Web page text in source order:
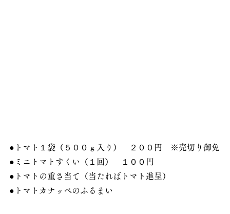
●トマト１袋（５００ｇ入り）　２００円　※売切り御免
●ミニトマトすくい（１回）　１００円
●トマトの重さ当て（当たればトマト進呈）
●トマトカナッペのふるまい